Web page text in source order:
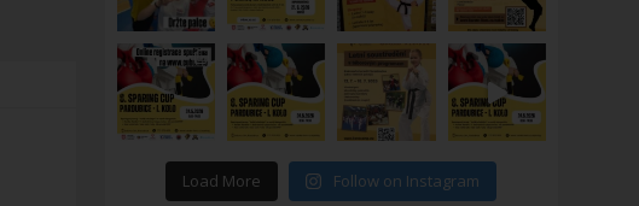
Load More Follow on Instagram